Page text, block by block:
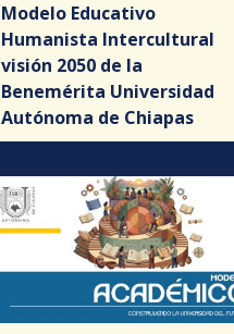
Modelo Educativo
Humanista Intercultural
visión 2050 de la
Benemérita Universidad
Autónoma de Chiapas